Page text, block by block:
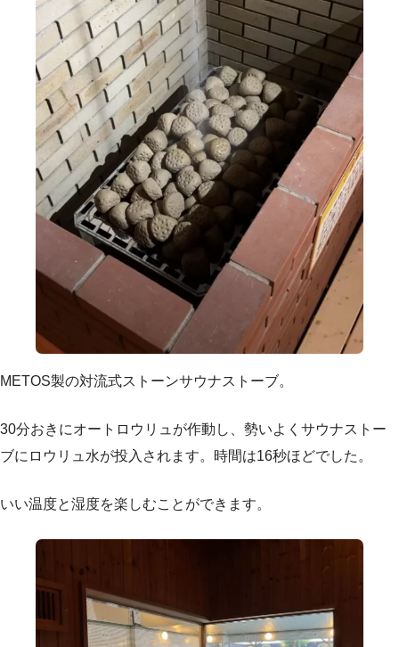
METOS製の対流式ストーンサウナストーブ。
30分おきにオートロウリュが作動し、勢いよくサウナストー
ブにロウリュ水が投入されます。時間は16秒ほどでした。
いい温度と湿度を楽しむことができます。